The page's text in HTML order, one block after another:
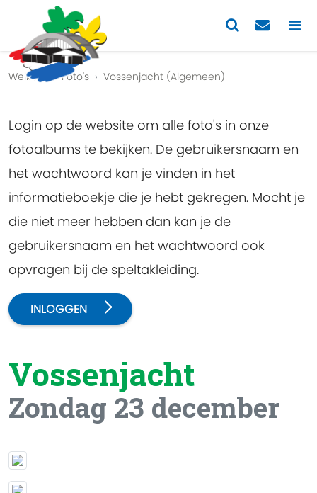
Previous
Welkom Foto's Vossenjacht (Algemeen)
Login op de website om alle foto's in onze
fotoalbums te bekijken. De gebruikersnaam en
het wachtwoord kan je vinden in het
informatieboekje die je hebt gekregen. Mocht je
die niet meer hebben dan kan je de
gebruikersnaam en het wachtwoord ook
opvragen bij de speltakleiding.
INLOGGEN
Vossenjacht
Zondag 23 december